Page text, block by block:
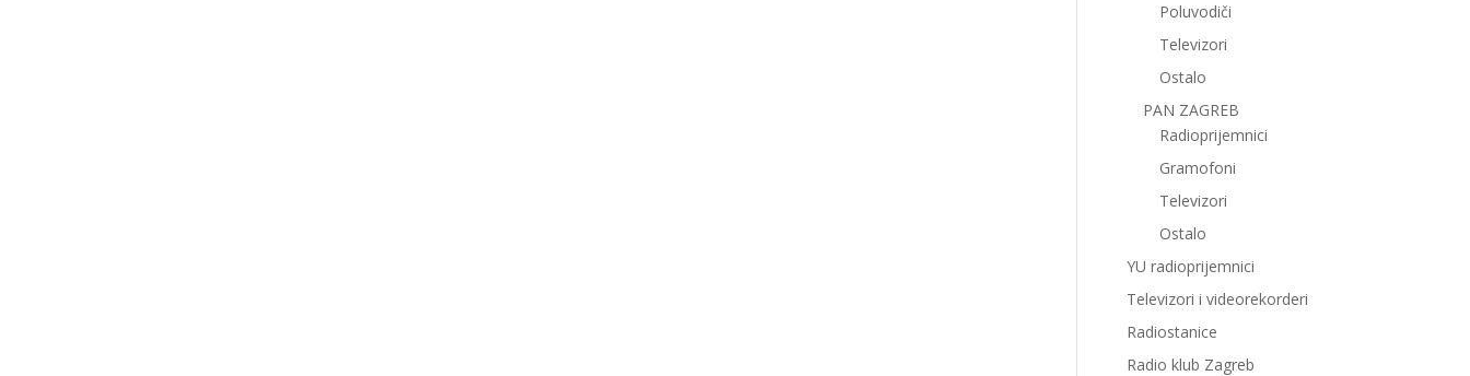
Poluvodiči
Televizori
Ostalo
PAN ZAGREB
Radioprijemnici
Gramofoni
Televizori
Ostalo
YU radioprijemnici
Televizori i videorekorderi
Radiostanice
Radio klub Zagreb